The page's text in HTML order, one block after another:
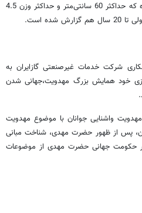
ماهی قرمز از خانواده کپورماهیان بوده که حداکثر 60 سانتی‌متر و حداکثر وزن 4.5
شرکت خدمات غیرصنعتی گازایران به
خود همایش بزرگ مهدویت،جهانی شدن
واشنایی جوانان با موضوع مهدویت
پس از ظهور حضرت مهدی، شناخت مبانی
حکومت جهانی حضرت مهدی از موضوعات